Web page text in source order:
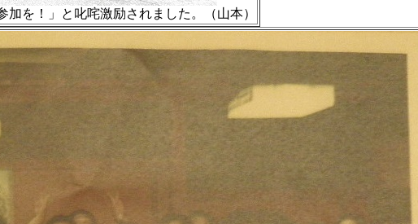
を！」と叱咤激励されました。（山本）